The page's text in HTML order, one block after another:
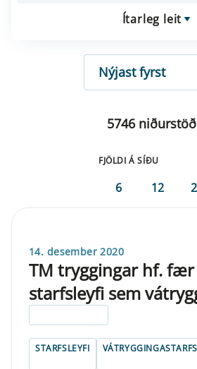
Ítarleg leit
RÖÐUN
5746
FJÖLDI Á SÍÐU
6 12
14. desember 2020
TM tryggingar hf.
starfsleyfi sem
STARFSLEYFI